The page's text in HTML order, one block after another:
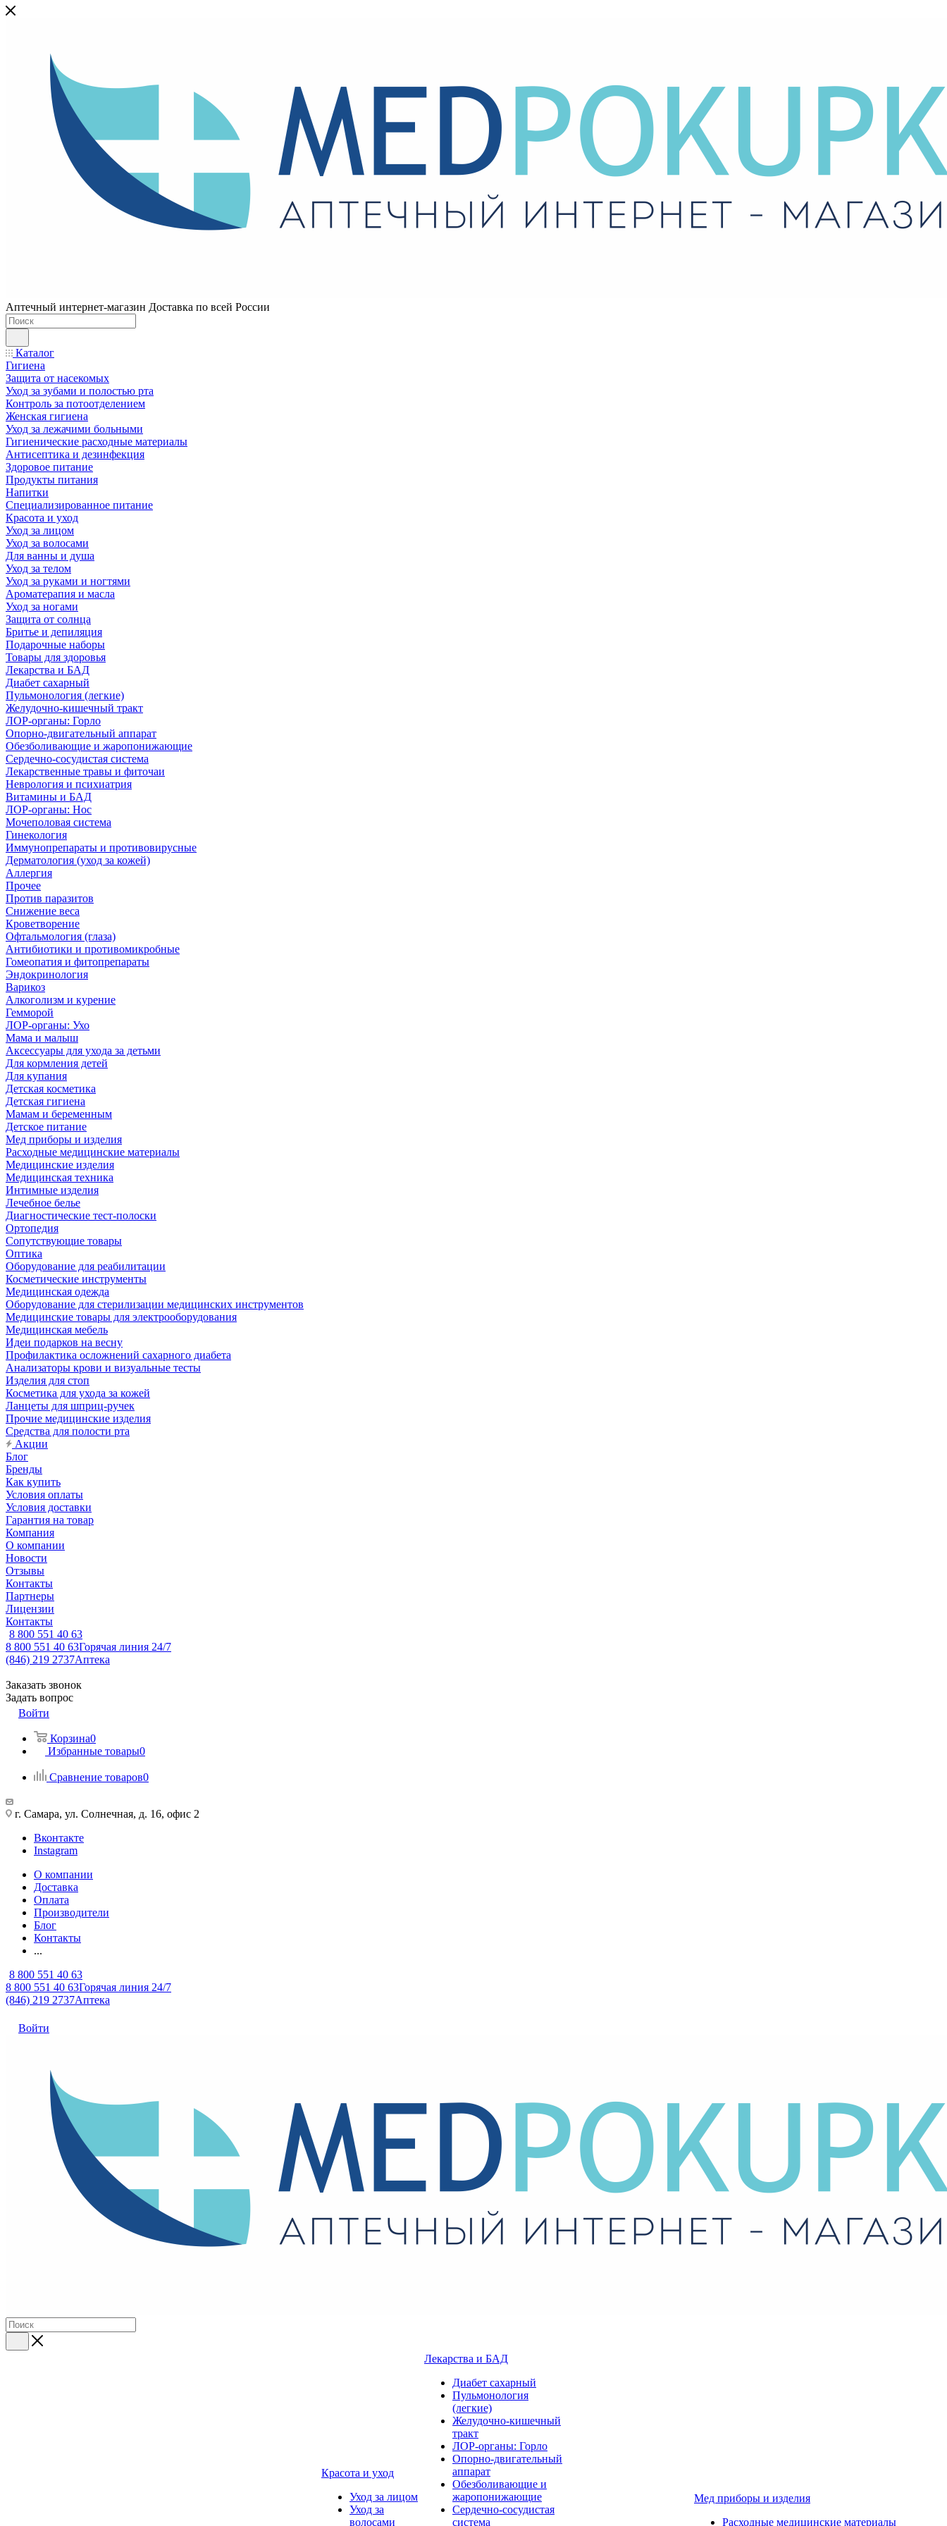
Аптечный интернет-магазин Доставка по всей России
Каталог
Гигиена
Защита от насекомых
Уход за зубами и полостью рта
Контроль за потоотделением
Женская гигиена
Уход за лежачими больными
Гигиенические расходные материалы
Антисептика и дезинфекция
Здоровое питание
Продукты питания
Напитки
Специализированное питание
Красота и уход
Уход за лицом
Уход за волосами
Для ванны и душа
Уход за телом
Уход за руками и ногтями
Ароматерапия и масла
Уход за ногами
Защита от солнца
Бритье и депиляция
Подарочные наборы
Товары для здоровья
Лекарства и БАД
Диабет сахарный
Пульмонология (легкие)
Желудочно-кишечный тракт
ЛОР-органы: Горло
Опорно-двигательный аппарат
Обезболивающие и жаропонижающие
Сердечно-сосудистая система
Лекарственные травы и фиточаи
Неврология и психиатрия
Витамины и БАД
ЛОР-органы: Нос
Мочеполовая система
Гинекология
Иммунопрепараты и противовирусные
Дерматология (уход за кожей)
Аллергия
Прочее
Против паразитов
Снижение веса
Кроветворение
Офтальмология (глаза)
Антибиотики и противомикробные
Гомеопатия и фитопрепараты
Эндокринология
Варикоз
Алкоголизм и курение
Гемморой
ЛОР-органы: Ухо
Мама и малыш
Аксессуары для ухода за детьми
Для кормления детей
Для купания
Детская косметика
Детская гигиена
Мамам и беременным
Детское питание
Мед приборы и изделия
Расходные медицинские материалы
Медицинские изделия
Медицинская техника
Интимные изделия
Лечебное белье
Диагностические тест-полоски
Ортопедия
Сопутствующие товары
Оптика
Оборудование для реабилитации
Косметические инструменты
Медицинская одежда
Оборудование для стерилизации медицинских инструментов
Медицинские товары для электрооборудования
Медицинская мебель
Идеи подарков на весну
Профилактика осложнений сахарного диабета
Анализаторы крови и визуальные тесты
Изделия для стоп
Косметика для ухода за кожей
Ланцеты для шприц-ручек
Прочие медицинские изделия
Средства для полости рта
Акции
Блог
Бренды
Как купить
Условия оплаты
Условия доставки
Гарантия на товар
Компания
О компании
Новости
Отзывы
Контакты
Партнеры
Лицензии
Контакты
8 800 551 40 63
8 800 551 40 63Горячая линия 24/7
(846) 219 2737Аптека
Заказать звонок
Задать вопрос
Войти
Корзина0
Избранные товары0
Сравнение товаров0
г. Самара, ул. Солнечная, д. 16, офис 2
Вконтакте
Instagram
О компании
Доставка
Оплата
Производители
Блог
Контакты
...
8 800 551 40 63
8 800 551 40 63Горячая линия 24/7
(846) 219 2737Аптека
Войти
Красота и уход
Уход за лицом
Уход за
волосами
Лекарства и БАД
Диабет сахарный
Пульмонология
(легкие)
Желудочно-кишечный
тракт
ЛОР-органы: Горло
Опорно-двигательный
аппарат
Обезболивающие и
жаропонижающие
Сердечно-сосудистая
система
Мед приборы и изделия
Расходные медицинские материалы